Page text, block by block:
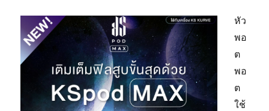
หัว
พอ
ต
พอ
ต
ใช้